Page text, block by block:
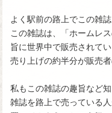
よく駅前の路上でこの雑
この雑誌は、「ホームレ
旨に世界中で販売されてい
売り上げの約半分が販売
私もこの雑誌の趣旨など知
雑誌を路上で売っている